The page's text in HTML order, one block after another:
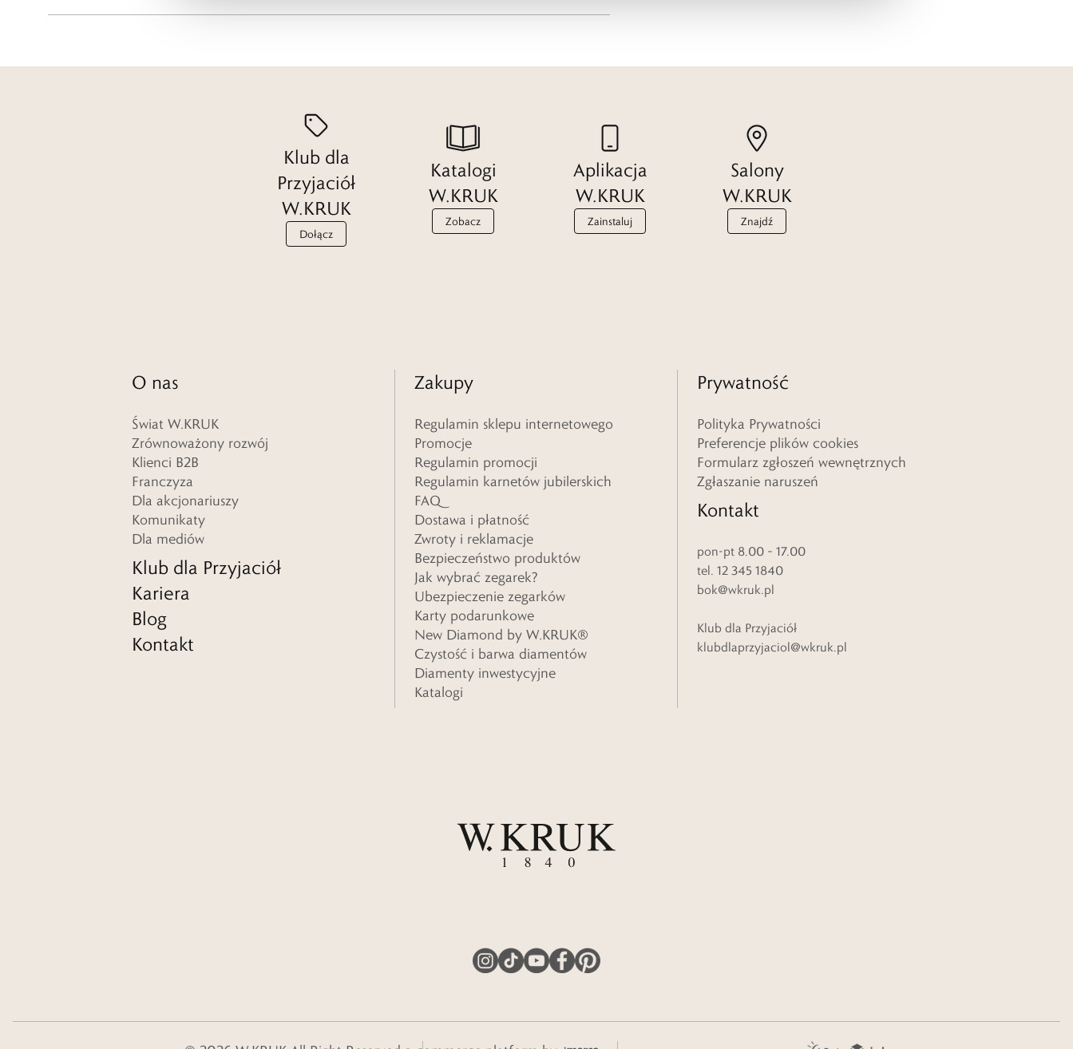
Klub dla
Przyjaciół
W.KRUK
Dołącz
Katalogi
W.KRUK
Zobacz
Aplikacja
W.KRUK
Zainstaluj
Salony
W.KRUK
Znajdź
O nas
Świat W.KRUK
Zrównoważony rozwój
Klienci B2B
Franczyza
Dla akcjonariuszy
Komunikaty
Dla mediów
Klub dla Przyjaciół
Kariera
Blog
Kontakt
Zakupy
Regulamin sklepu internetowego
Promocje
Regulamin promocji
Regulamin karnetów jubilerskich
FAQ
Dostawa i płatność
Zwroty i reklamacje
Bezpieczeństwo produktów
Jak wybrać zegarek?
Ubezpieczenie zegarków
Karty podarunkowe
New Diamond by W.KRUK®
Czystość i barwa diamentów
Diamenty inwestycyjne
Katalogi
Prywatność
Polityka Prywatności
Preferencje plików cookies
Formularz zgłoszeń wewnętrznych
Zgłaszanie naruszeń
Kontakt
pon-pt 8.00 – 17.00
tel. 12 345 1840
bok@wkruk.pl
Klub dla Przyjaciół
klubdlaprzyjaciol@wkruk.pl